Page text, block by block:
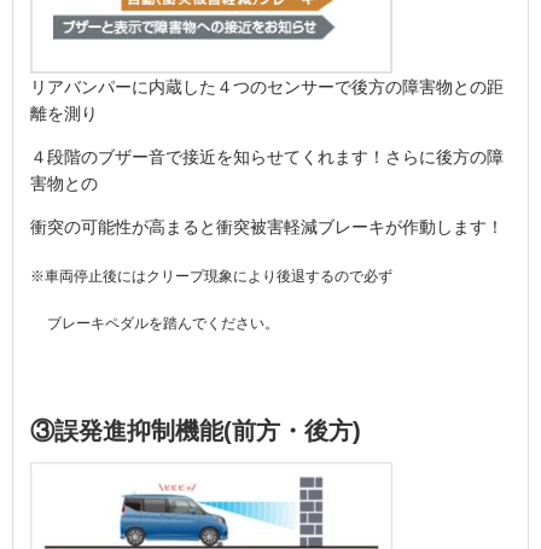
リアバンパーに内蔵した４つのセンサーで後方の障害物との距
離を測り
４段階のブザー音で接近を知らせてくれます！さらに後方の障
害物との
衝突の可能性が高まると衝突被害軽減ブレーキが作動します！
※車両停止後にはクリープ現象により後退するので必ず
ブレーキペダルを踏んでください。
③誤発進抑制機能(前方・後方)